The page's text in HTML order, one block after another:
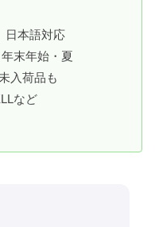
日本語対応
末年始・夏
入荷品も
など